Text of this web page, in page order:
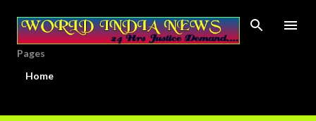
Skip to main content
Pages
Home